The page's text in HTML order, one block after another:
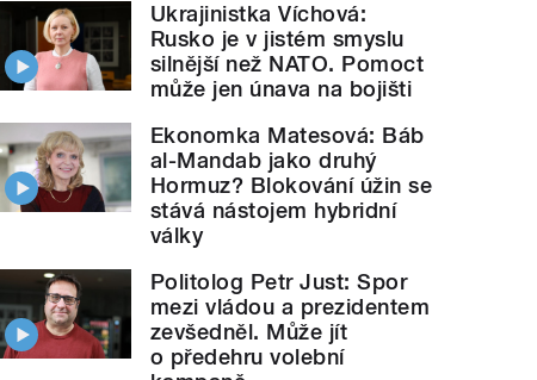
Ukrajinistka Víchová:
Rusko je v jistém smyslu
silnější než NATO. Pomoct
může jen únava na bojišti
Ekonomka Matesová: Báb
al-Mandab jako druhý
Hormuz? Blokování úžin se
stává nástojem hybridní
války
Politolog Petr Just: Spor
mezi vládou a prezidentem
zevšedněl. Může jít
o předehru volební